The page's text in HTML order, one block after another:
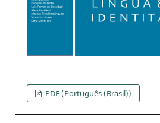
PDF (Português (Brasil))